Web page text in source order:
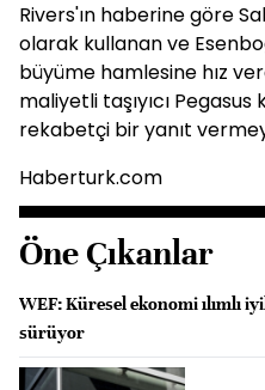
Rivers'ın haberine göre
olarak kullanan ve
büyüme hamlesine hız
maliyetli taşıyıcı Pegasus
rekabetçi bir yanıt
Haberturk.com
Öne Çıkanlar
WEF: Küresel ekonomi ılımlı
sürüyor